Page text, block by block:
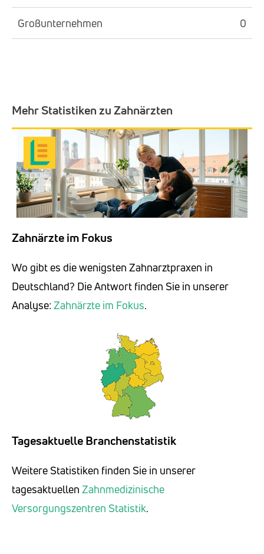
Großunternehmen 0
Mehr Statistiken zu Zahnärzten
Zahnärzte im Fokus
Wo gibt es die wenigsten Zahnarztpraxen in
Deutschland? Die Antwort finden Sie in unserer
Analyse: Zahnärzte im Fokus.
Tagesaktuelle Branchenstatistik
Weitere Statistiken finden Sie in unserer
tagesaktuellen Zahnmedizinische
Versorgungszentren Statistik.